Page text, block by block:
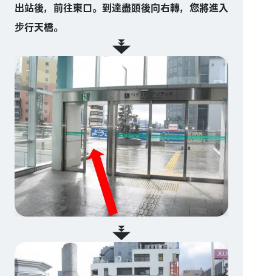
出站後，前往東口。到達盡頭後向右轉，您將進入
步行天橋。